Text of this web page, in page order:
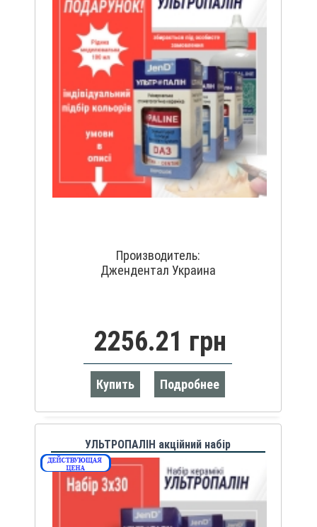
Производитель:
Джендентал Украина
2256.21 грн
Купить Подробнее
УЛЬТРОПАЛІН акційний набір